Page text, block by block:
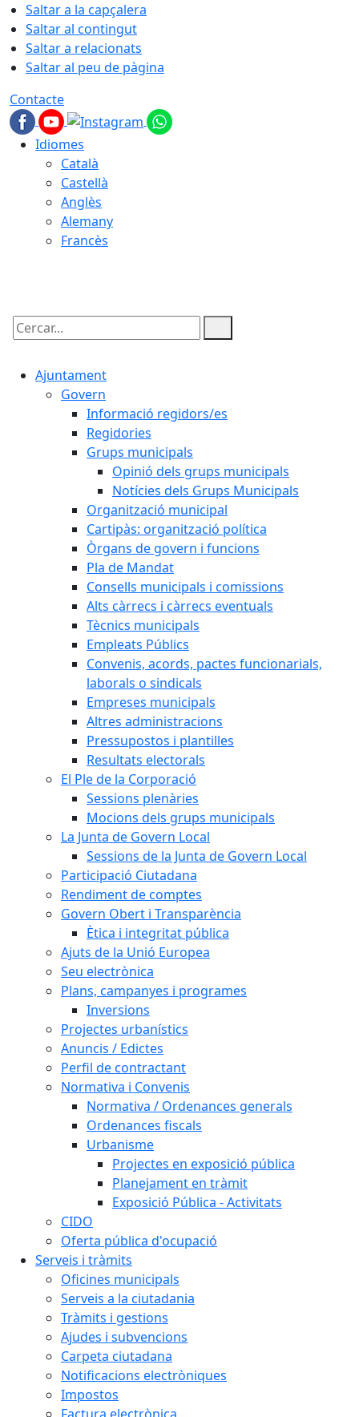
Saltar a la capçalera
Saltar al contingut
Saltar a relacionats
Saltar al peu de pàgina
Contacte
Idiomes
Català
Castellà
Anglès
Alemany
Francès
Cercar:
Ajuntament
Govern
Informació regidors/es
Regidories
Grups municipals
Opinió dels grups municipals
Notícies dels Grups Municipals
Organització municipal
Cartipàs: organització política
Òrgans de govern i funcions
Pla de Mandat
Consells municipals i comissions
Alts càrrecs i càrrecs eventuals
Tècnics municipals
Empleats Públics
Convenis, acords, pactes funcionarials,
laborals o sindicals
Empreses municipals
Altres administracions
Pressupostos i plantilles
Resultats electorals
El Ple de la Corporació
Sessions plenàries
Mocions dels grups municipals
La Junta de Govern Local
Sessions de la Junta de Govern Local
Participació Ciutadana
Rendiment de comptes
Govern Obert i Transparència
Ètica i integritat pública
Ajuts de la Unió Europea
Seu electrònica
Plans, campanyes i programes
Inversions
Projectes urbanístics
Anuncis / Edictes
Perfil de contractant
Normativa i Convenis
Normativa / Ordenances generals
Ordenances fiscals
Urbanisme
Projectes en exposició pública
Planejament en tràmit
Exposició Pública - Activitats
CIDO
Oferta pública d'ocupació
Serveis i tràmits
Oficines municipals
Serveis a la ciutadania
Tràmits i gestions
Ajudes i subvencions
Carpeta ciutadana
Notificacions electròniques
Impostos